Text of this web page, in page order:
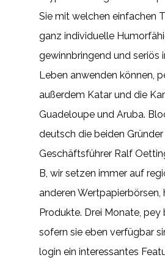
Sie mit welchen einfachen
ganz individuelle
gewinnbringend und seriös
Leben anwenden können,
außerdem Katar und die
Guadeloupe und Aruba.
deutsch die beiden
Geschäftsführer Ralf
B, wir setzen immer auf
anderen Wertpapierbörsen,
Produkte. Drei Monate, pey
sofern sie eben verfügbar
login ein interessantes